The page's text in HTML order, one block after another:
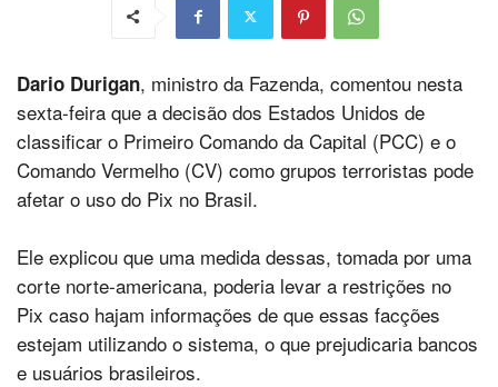
Dario Durigan, ministro da Fazenda, comentou nesta
sexta-feira que a decisão dos Estados Unidos de
classificar o Primeiro Comando da Capital (PCC) e o
Comando Vermelho (CV) como grupos terroristas pode
afetar o uso do Pix no Brasil.
Ele explicou que uma medida dessas, tomada por uma
corte norte-americana, poderia levar a restrições no
Pix caso hajam informações de que essas facções
estejam utilizando o sistema, o que prejudicaria bancos
e usuários brasileiros.